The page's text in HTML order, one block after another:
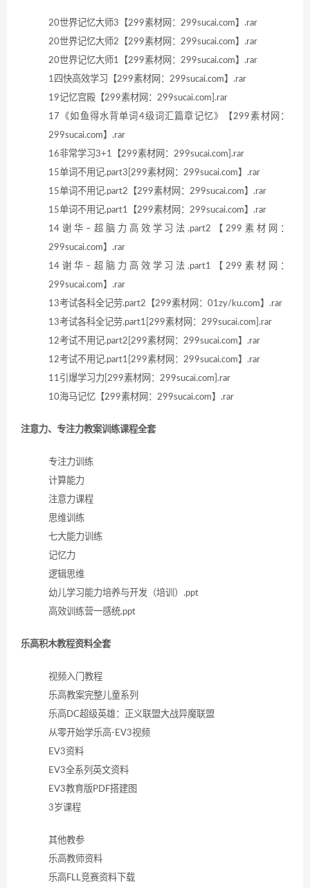
20世界记忆大师3【299素材网：299sucai.com】.rar
20世界记忆大师2【299素材网：299sucai.com】.rar
20世界记忆大师1【299素材网：299sucai.com】.rar
1四快高效学习【299素材网：299sucai.com】.rar
19记忆宫殿【299素材网：299sucai.com].rar
17《如鱼得水背单词4级词汇篇章记忆》【299素材网：
299sucai.com】.rar
16非常学习3+1【299素材网：299sucai.com].rar
15单词不用记.part3[299素材网：299sucai.com】.rar
15单词不用记.part2【299素材网：299sucai.com】.rar
15单词不用记.part1【299素材网：299sucai.com】.rar
14谢华–超脑力高效学习法.part2【299素材网：
299sucai.com】.rar
14谢华–超脑力高效学习法.part1【299素材网：
299sucai.com】.rar
13考试各科全记劳.part2【299素材网：01zy/ku.com】.rar
13考试各科全记劳.part1[299素材网：299sucai.com].rar
12考试不用记.part2[299素材网：299sucai.com】.rar
12考试不用记.part1[299素材网：299sucai.com】.rar
11引爆学习力[299素材网：299sucai.com].rar
10海马记忆【299素材网：299sucai.com】.rar
注意力、专注力教案训练课程全套
专注力训练
计算能力
注意力课程
思维训练
七大能力训练
记忆力
逻辑思维
幼儿学习能力培养与开发（培训）.ppt
高效训练营一感统.ppt
乐高积木教程资料全套
视频入门教程
乐高教案完整儿童系列
乐高DC超级英雄：正义联盟大战异魔联盟
从零开始学乐高-EV3视频
EV3资料
EV3全系列英文资料
EV3教育版PDF搭建图
3岁课程
其他教参
乐高教师资料
乐高FLL竞赛资料下载